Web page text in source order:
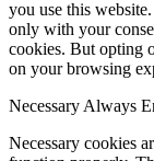
you use this
only with your
cookies. But opting
on your browsing
Necessary Always
Necessary cookies